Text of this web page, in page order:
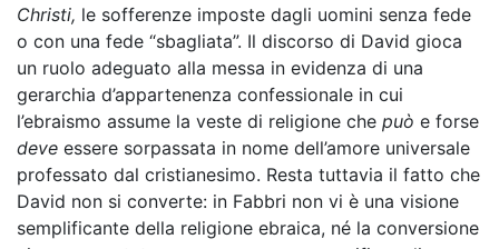
Christi, le sofferenze imposte dagli uomini senza fede
o con una fede “sbagliata”. Il discorso di David gioca
un ruolo adeguato alla messa in evidenza di una
gerarchia d’appartenenza confessionale in cui
l’ebraismo assume la veste di religione che può e forse
deve essere sorpassata in nome dell’amore universale
professato dal cristianesimo. Resta tuttavia il fatto che
David non si converte: in Fabbri non vi è una visione
semplificante della religione ebraica, né la conversione